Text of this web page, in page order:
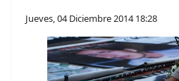
Jueves, 04 Diciembre 2014 18:28